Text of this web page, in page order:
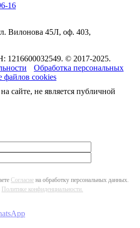
16
Вилонова 45Л, оф. 403,
1216600032549. © 2017-2025.
Обработка персональных
файлов cookies
сайте, не является публичной
Согласие на обработку персональных данных.
Политике конфиденциальности.